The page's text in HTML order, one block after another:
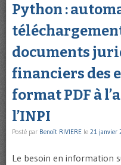
Python :
documents
financiers des
format PDF à
l’INPI
Posté par Benoît RIVIERE le 21 janvier
Le besoin en information